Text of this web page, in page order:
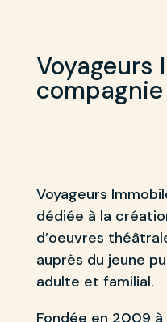
Voyageurs
Voyageurs
dédiée à la
d’oeuvres
auprès du jeune
adulte et familial.
Fondée en 2009